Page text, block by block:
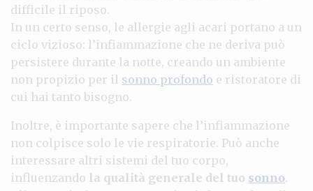
difficile il riposo.
In un certo senso, le allergie agli acari portano a un
ciclo vizioso: l’infiammazione che ne deriva può
persistere durante la notte, creando un ambiente
non propizio per il sonno profondo e ristoratore di
cui hai tanto bisogno.
Inoltre, è importante sapere che l’infiammazione
non colpisce solo le vie respiratorie. Può anche
interessare altri sistemi del tuo corpo,
influenzando la qualità generale del tuo sonno.